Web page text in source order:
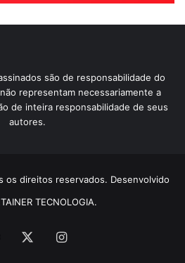
são de responsabilidade do
representam necessariamente a
de inteira responsabilidade de seus
autores.
os direitos reservados. Desenvolvido
TECNOLOGIA.
Facebook Instagram